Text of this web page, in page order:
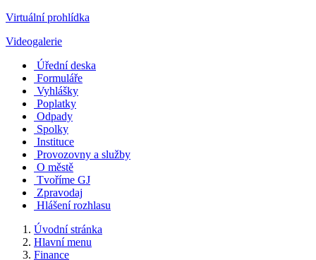
Virtuální prohlídka
Videogalerie
Úřední deska
Formuláře
Vyhlášky
Poplatky
Odpady
Spolky
Instituce
Provozovny a služby
O městě
Tvoříme GJ
Zpravodaj
Hlášení rozhlasu
Úvodní stránka
Hlavní menu
Finance